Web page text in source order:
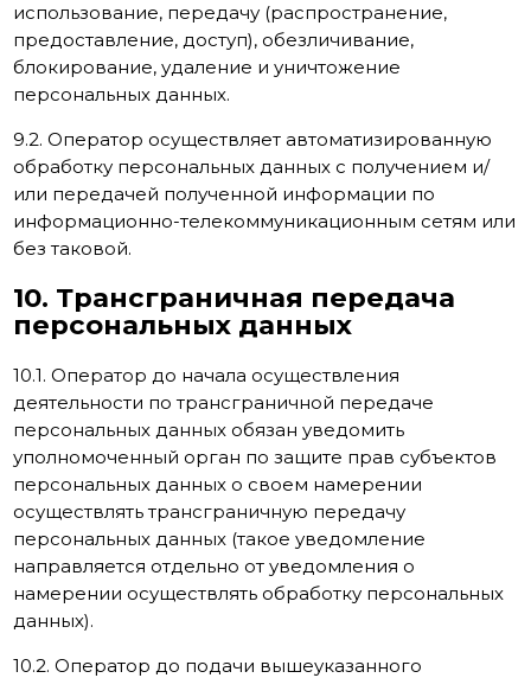
использование, передачу (распространение,
предоставление, доступ), обезличивание,
блокирование, удаление и уничтожение
персональных данных.
9.2. Оператор осуществляет автоматизированную
обработку персональных данных с получением и/
или передачей полученной информации по
информационно-телекоммуникационным сетям или
без таковой.
10. Трансграничная передача
персональных данных
10.1. Оператор до начала осуществления
деятельности по трансграничной передаче
персональных данных обязан уведомить
уполномоченный орган по защите прав субъектов
персональных данных о своем намерении
осуществлять трансграничную передачу
персональных данных (такое уведомление
направляется отдельно от уведомления о
намерении осуществлять обработку персональных
данных).
10.2. Оператор до подачи вышеуказанного